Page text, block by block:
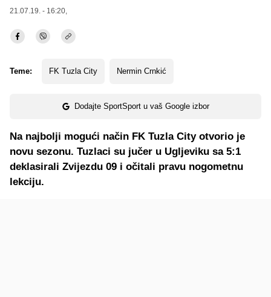
21.07.19. - 16:20,
Teme: FK Tuzla City Nermin Crnkić
Dodajte SportSport u vaš Google izbor
Na najbolji mogući način FK Tuzla City otvorio je
novu sezonu. Tuzlaci su jučer u Ugljeviku sa 5:1
deklasirali Zvijezdu 09 i očitali pravu nogometnu
lekciju.